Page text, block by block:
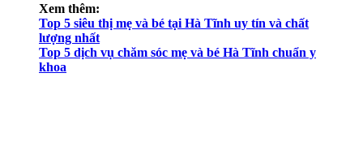
Xem thêm:
Top 5 siêu thị mẹ và bé tại Hà Tĩnh uy tín và chất
lượng nhất
Top 5 dịch vụ chăm sóc mẹ và bé Hà Tĩnh chuẩn y
khoa